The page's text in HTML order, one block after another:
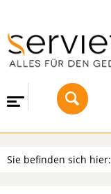
Sie befinden sich hier: